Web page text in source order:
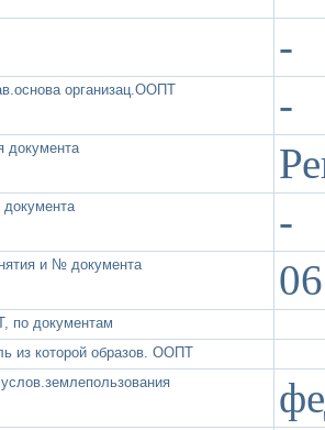
-
организац.ООПТ -
документа
документа -
и № документа
по документам
из которой образов. ООПТ